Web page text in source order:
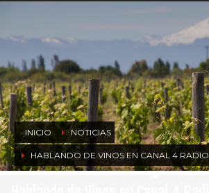
INICIO NOTICIAS
HABLANDO DE VINOS EN CANAL 4 RADIO